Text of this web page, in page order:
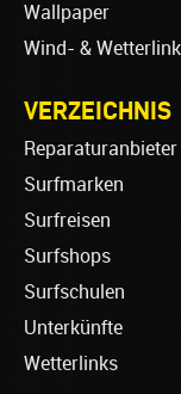
Wallpaper
Wind- &
VERZEICHNIS
Reparaturanbieter
Surfmarken
Surfreisen
Surfshops
Surfschulen
Unterkünfte
Wetterlinks